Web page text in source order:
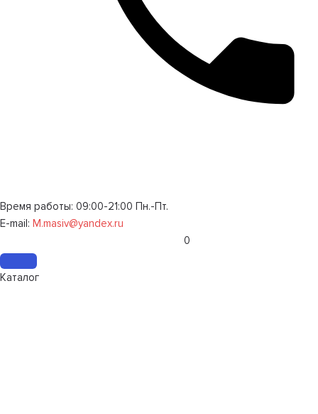
Время работы: 09:00-21:00 Пн.-Пт.
E-mail: M.masiv@yandex.ru
0
Каталог